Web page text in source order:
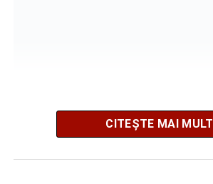
CITEȘTE MAI MULT